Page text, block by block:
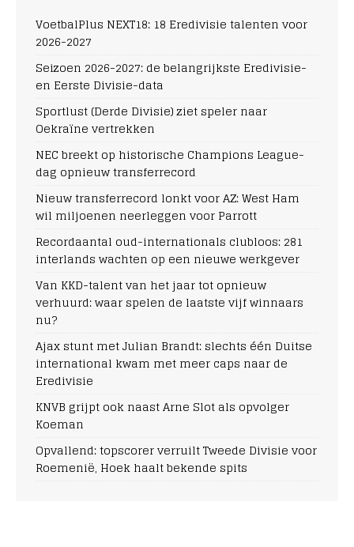
VoetbalPlus NEXT18: 18 Eredivisie talenten voor
2026-2027
Seizoen 2026-2027: de belangrijkste Eredivisie-
en Eerste Divisie-data
Sportlust (Derde Divisie) ziet speler naar
Oekraïne vertrekken
NEC breekt op historische Champions League-
dag opnieuw transferrecord
Nieuw transferrecord lonkt voor AZ: West Ham
wil miljoenen neerleggen voor Parrott
Recordaantal oud-internationals clubloos: 281
interlands wachten op een nieuwe werkgever
Van KKD-talent van het jaar tot opnieuw
verhuurd: waar spelen de laatste vijf winnaars
nu?
Ajax stunt met Julian Brandt: slechts één Duitse
international kwam met meer caps naar de
Eredivisie
KNVB grijpt ook naast Arne Slot als opvolger
Koeman
Opvallend: topscorer verruilt Tweede Divisie voor
Roemenië, Hoek haalt bekende spits